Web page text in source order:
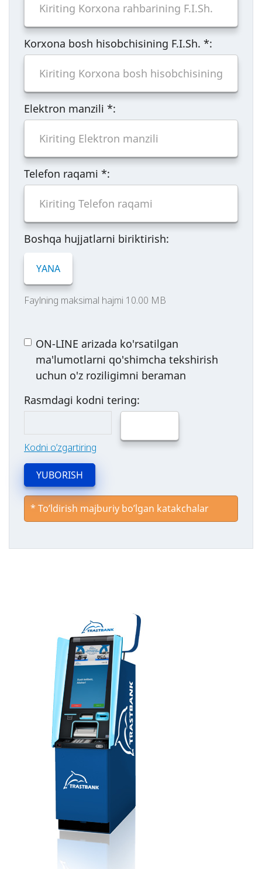
Korxona bosh hisobchisining F.I.Sh. *:
Elektron manzili *:
Telefon raqami *:
Boshqa hujjatlarni biriktirish:
YANA
Faylning maksimal hajmi 10.00 MB
ON-LINE arizada ko'rsatilgan
ma'lumotlarni qo'shimcha tekshirish
uchun o'z roziligimni beraman
Rasmdagi kodni tering:
Kodni o’zgartiring
YUBORISH
* To’ldirish majburiy bo’lgan katakchalar